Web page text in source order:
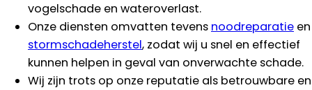
vogelschade en wateroverlast.
Onze diensten omvatten tevens noodreparatie en
stormschadeherstel, zodat wij u snel en effectief
kunnen helpen in geval van onverwachte schade.
Wij zijn trots op onze reputatie als betrouwbare en